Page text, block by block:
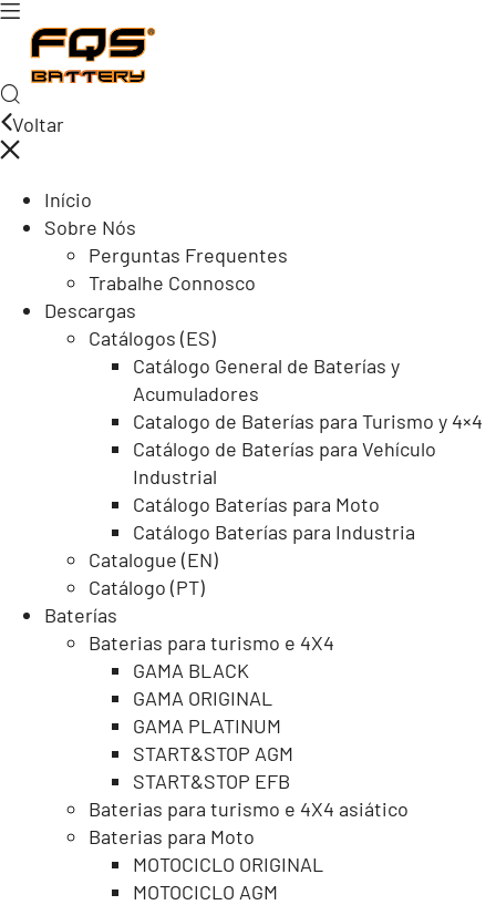
Voltar
Início
Sobre Nós
Perguntas Frequentes
Trabalhe Connosco
Descargas
Catálogos (ES)
Catálogo General de Baterías y
Acumuladores
Catalogo de Baterías para Turismo y 4×4
Catálogo de Baterías para Vehículo
Industrial
Catálogo Baterías para Moto
Catálogo Baterías para Industria
Catalogue (EN)
Catálogo (PT)
Baterías
Baterias para turismo e 4X4
GAMA BLACK
GAMA ORIGINAL
GAMA PLATINUM
START&STOP AGM
START&STOP EFB
Baterias para turismo e 4X4 asiático
Baterias para Moto
MOTOCICLO ORIGINAL
MOTOCICLO AGM